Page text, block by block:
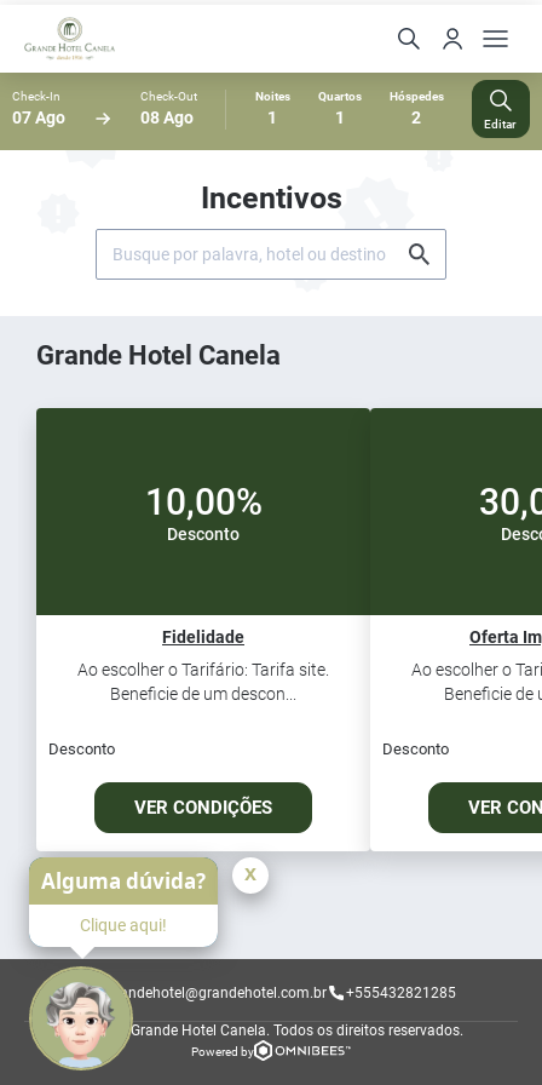
Check-In
07 Ago
Check-Out
08 Ago
Noites
1
Quartos
1
Hóspedes
2 Editar
Incentivos
Grande Hotel Canela
10,00%
Desconto
Fidelidade
Ao escolher o Tarifário: Tarifa site.
Beneficie de um descon...
Desconto
VER CONDIÇÕES
Oferta
Ao escolher o
Beneficie de
Desconto
VER
grandehotel@grandehotel.com.br +555432821285
© 2026 Grande Hotel Canela. Todos os direitos reservados.
Powered by
Alguma dúvida?
Clique aqui!
x